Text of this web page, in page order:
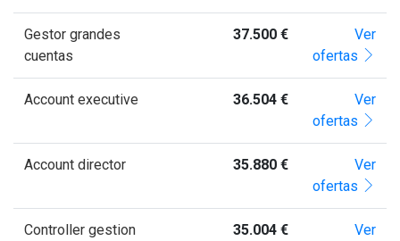
Gestor grandes
cuentas
37.500 €
Ver
ofertas
Account executive 36.504 €
Ver
ofertas
Account director 35.880 €
Ver
ofertas
Controller gestion 35.004 €
Ver